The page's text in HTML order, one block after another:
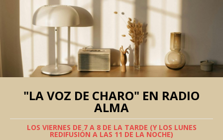
"LA VOZ DE CHARO" EN RADIO
ALMA
LOS VIERNES DE 7 A 8 DE LA TARDE (Y LOS LUNES
REDIFUSIÓN A LAS 11 DE LA NOCHE)